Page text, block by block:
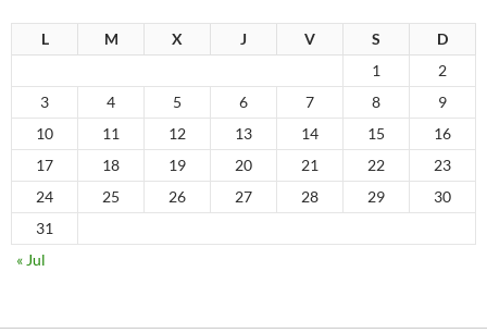
L M X J V S
D
1
2
3
4 5 6 7 8
9
10
11 12 13 14 15
16
17
18 19 20 21 22
23
24
25 26 27 28 29
30
31
« Jul